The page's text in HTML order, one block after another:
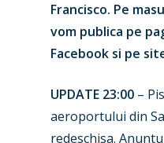
Francisco. Pe
vom publica pe
Facebook si pe
UPDATE 23:00 –
aeroportului din
redeschisa.